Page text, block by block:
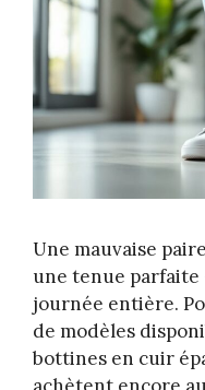
Une mauvaise
une tenue
journée entière.
de modèles
bottines en cuir